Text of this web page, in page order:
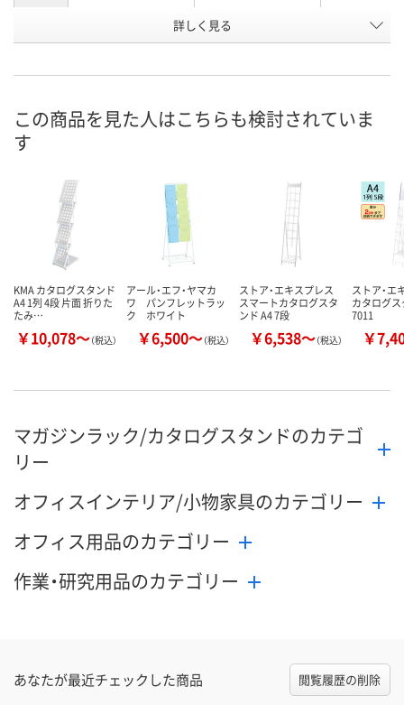
3列7段
号
お届け日
カゴへ カゴへ カ
詳しく見る
この商品を見た人はこちらも検討されていま
す
KMA カタログスタンド
A4 1列 4段 片面 折りた
たみ…
￥10,078～（税込）
アール・エフ・ヤマカ
ワ パンフレットラッ
ク ホワイト
￥6,500～（税込）
ストア・エキスプレス
スマートカタログスタ
ンド A4 7段
￥6,538～（税込）
ストア・エ
カタログ
7011
￥
マガジンラック/カタログスタンドのカテゴ
リー
オフィスインテリア/小物家具のカテゴリー
オフィス用品のカテゴリー
作業・研究用品のカテゴリー
あなたが最近チェックした商品 閲覧履歴の削除